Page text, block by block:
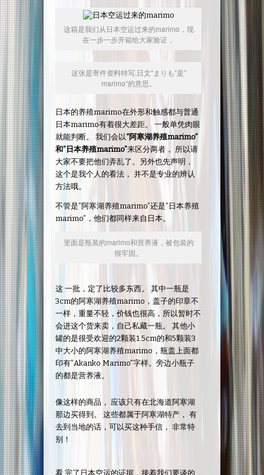
这箱是我们从日本空运过来的marimo，现
在一步一步开箱给大家验证，
这张是寄件资料特写,日文”まりも”是”
marimo“的意思。
日本的养殖marimo在外形和触感都与普通
日本marimo有着很大差距。 一般单凭肉眼
就能判断。 我们会以“阿寒湖养殖marimo”
和”日本养殖marimo”来区分两者， 所以请
大家不要把他们弄乱了。另外也先声明，
这个是我个人的看法， 并不是专业的辨认
方法哦。
不管是”阿寒湖养殖marimo”还是”日本养殖
marimo”，他们都同样来自日本。
里面是瓶装的marimo和营养液，被包装的
很牢固。
这 一批，定了比较多东西。 其中一瓶是
3cm的阿寒湖养殖marimo，盖子的印章不
一样，重量不轻，价钱也很高，所以暂时不
会进这个货来卖，自己私藏一瓶。 其他小
罐的是很受欢迎的2颗装1.5cm的和5颗装3
中大小的阿寒湖养殖marimo，瓶盖上面都
印有”Akanko Marimo”字样。旁边小瓶子
的都是营养液。
像这样的商品， 应该只有在北海道阿寒湖
那边买得到。 这些都属于阿寒湖特产， 有
去到当地的话，可以买这种手信， 非常特
别！
看 完了日本空运的证据，接着我们要谈的